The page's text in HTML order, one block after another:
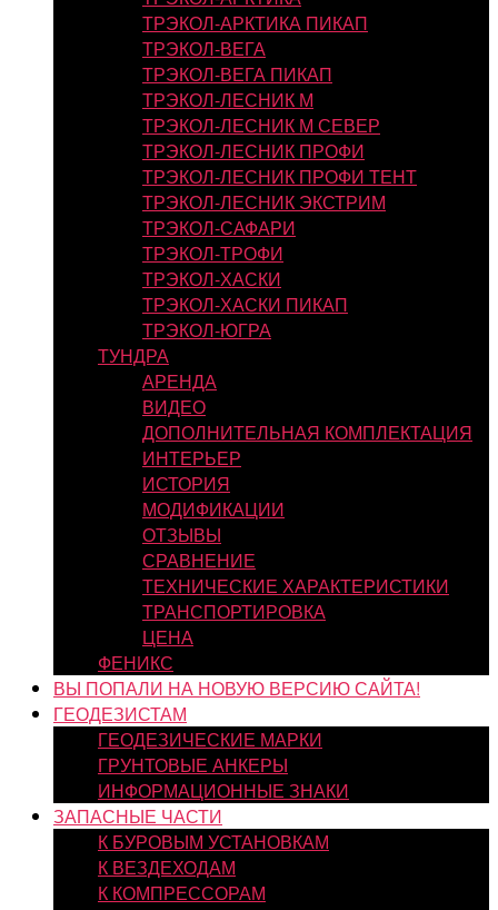
ТРЭКОЛ-АРКТИКА ПИКАП
ТРЭКОЛ-ВЕГА
ТРЭКОЛ-ВЕГА ПИКАП
ТРЭКОЛ-ЛЕСНИК М
ТРЭКОЛ-ЛЕСНИК М СЕВЕР
ТРЭКОЛ-ЛЕСНИК ПРОФИ
ТРЭКОЛ-ЛЕСНИК ПРОФИ ТЕНТ
ТРЭКОЛ-ЛЕСНИК ЭКСТРИМ
ТРЭКОЛ-САФАРИ
ТРЭКОЛ-ТРОФИ
ТРЭКОЛ-ХАСКИ
ТРЭКОЛ-ХАСКИ ПИКАП
ТРЭКОЛ-ЮГРА
ТУНДРА
АРЕНДА
ВИДЕО
ДОПОЛНИТЕЛЬНАЯ КОМПЛЕКТАЦИЯ
ИНТЕРЬЕР
ИСТОРИЯ
МОДИФИКАЦИИ
ОТЗЫВЫ
СРАВНЕНИЕ
ТЕХНИЧЕСКИЕ ХАРАКТЕРИСТИКИ
ТРАНСПОРТИРОВКА
ЦЕНА
ФЕНИКС
ВЫ ПОПАЛИ НА НОВУЮ ВЕРСИЮ САЙТА!
ГЕОДЕЗИСТАМ
ГЕОДЕЗИЧЕСКИЕ МАРКИ
ГРУНТОВЫЕ АНКЕРЫ
ИНФОРМАЦИОННЫЕ ЗНАКИ
ЗАПАСНЫЕ ЧАСТИ
К БУРОВЫМ УСТАНОВКАМ
К ВЕЗДЕХОДАМ
К КОМПРЕССОРАМ